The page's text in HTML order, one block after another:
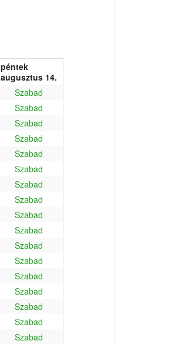
péntek
augusztus 14.
Szabad
Szabad
Szabad
Szabad
Szabad
Szabad
Szabad
Szabad
Szabad
Szabad
Szabad
Szabad
Szabad
Szabad
Szabad
Szabad
Szabad